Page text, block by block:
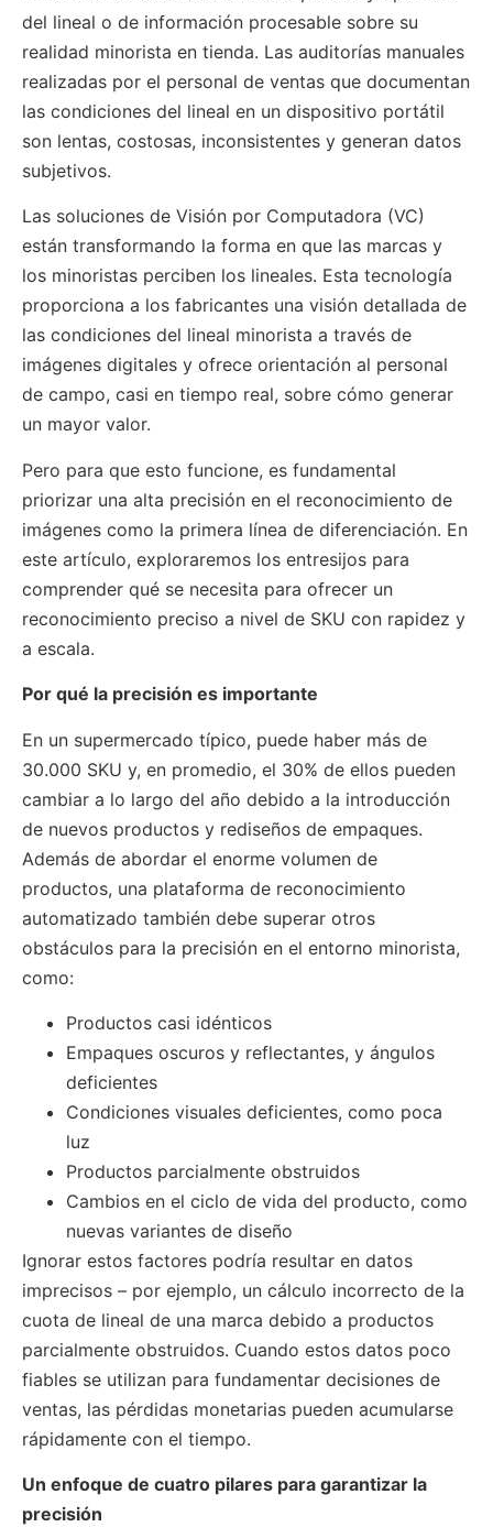
del lineal o de información procesable sobre su
realidad minorista en tienda. Las auditorías manuales
realizadas por el personal de ventas que documentan
las condiciones del lineal en un dispositivo portátil
son lentas, costosas, inconsistentes y generan datos
subjetivos.
Las soluciones de Visión por Computadora (VC)
están transformando la forma en que las marcas y
los minoristas perciben los lineales. Esta tecnología
proporciona a los fabricantes una visión detallada de
las condiciones del lineal minorista a través de
imágenes digitales y ofrece orientación al personal
de campo, casi en tiempo real, sobre cómo generar
un mayor valor.
Pero para que esto funcione, es fundamental
priorizar una alta precisión en el reconocimiento de
imágenes como la primera línea de diferenciación. En
este artículo, exploraremos los entresijos para
comprender qué se necesita para ofrecer un
reconocimiento preciso a nivel de SKU con rapidez y
a escala.
Por qué la precisión es importante
En un supermercado típico, puede haber más de
30.000 SKU y, en promedio, el 30% de ellos pueden
cambiar a lo largo del año debido a la introducción
de nuevos productos y rediseños de empaques.
Además de abordar el enorme volumen de
productos, una plataforma de reconocimiento
automatizado también debe superar otros
obstáculos para la precisión en el entorno minorista,
como:
Productos casi idénticos
Empaques oscuros y reflectantes, y ángulos
deficientes
Condiciones visuales deficientes, como poca
luz
Productos parcialmente obstruidos
Cambios en el ciclo de vida del producto, como
nuevas variantes de diseño
Ignorar estos factores podría resultar en datos
imprecisos – por ejemplo, un cálculo incorrecto de la
cuota de lineal de una marca debido a productos
parcialmente obstruidos. Cuando estos datos poco
fiables se utilizan para fundamentar decisiones de
ventas, las pérdidas monetarias pueden acumularse
rápidamente con el tiempo.
Un enfoque de cuatro pilares para garantizar la
precisión